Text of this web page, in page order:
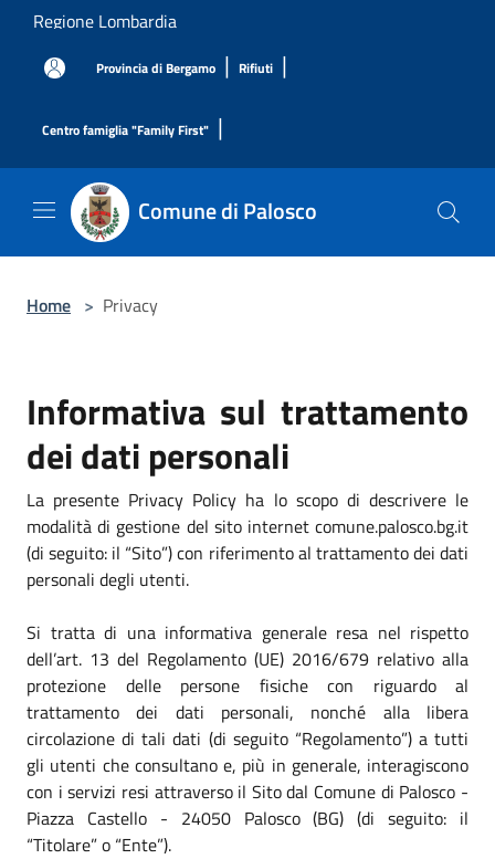
Salta al contenuto principale
Regione Lombardia
Provincia di Bergamo | Rifiuti |
Centro famiglia "Family First" |
Comune di Palosco
Home > Privacy
Informativa sul trattamento
dei dati personali
La presente Privacy Policy ha lo scopo di descrivere le
modalità di gestione del sito internet comune.palosco.bg.it
(di seguito: il “Sito”) con riferimento al trattamento dei dati
personali degli utenti.
Si tratta di una informativa generale resa nel rispetto
dell’art. 13 del Regolamento (UE) 2016/679 relativo alla
protezione delle persone fisiche con riguardo al
trattamento dei dati personali, nonché alla libera
circolazione di tali dati (di seguito “Regolamento”) a tutti
gli utenti che consultano e, più in generale, interagiscono
con i servizi resi attraverso il Sito dal Comune di Palosco -
Piazza Castello - 24050 Palosco (BG) (di seguito: il
“Titolare” o “Ente”).